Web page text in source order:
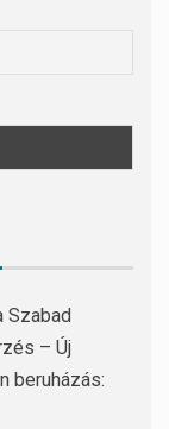
Szabad
– Új
beruházás: